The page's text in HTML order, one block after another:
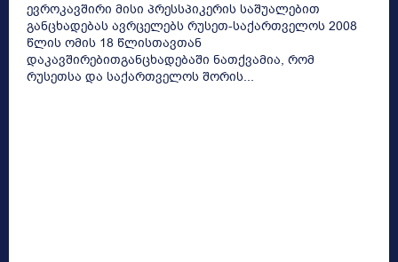
ევროკავშირი მისი პრესსპიკერის საშუალებით
განცხადებას ავრცელებს რუსეთ-საქართველოს 2008
წლის ომის 18 წლისთავთან
დაკავშირებითგანცხადებაში ნათქვამია, რომ
რუსეთსა და საქართველოს შორის...